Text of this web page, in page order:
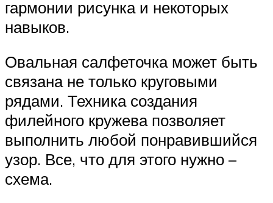
гармонии рисунка и некоторых
навыков.
Овальная салфеточка может быть
связана не только круговыми
рядами. Техника создания
филейного кружева позволяет
выполнить любой понравившийся
узор. Все, что для этого нужно –
схема.